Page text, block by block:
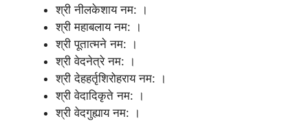
श्री नीलकेशाय नम: ।
श्री महाबलाय नम: ।
श्री पूतात्मने नम: ।
श्री वेदनेत्रे नम: ।
श्री देहहर्तृशिरोहराय नम: ।
श्री वेदादिकृते नम: ।
श्री वेदगुह्याय नम: ।